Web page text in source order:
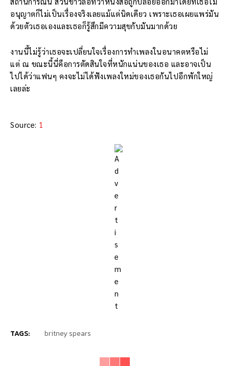
อนุญาตก็ไม่เป็นเรื่องจริงเลยแม้แต่นิดเดียว เพราะเธอเผยแพร่มัน
ด้วยตัวเธอเองและเธอก็รู้สึกมีความสุขกับมันมากด้วย
งานนี้ไม่รู้ว่าเธอจะเปลี่ยนใจเรื่องการทำเพลงในอนาคตหรือไม่
แต่ ณ ขณะนี้นี่คือการตัดสินใจที่หนักแน่นของเธอ และอาจเป็น
ไปได้ว่าแฟนๆ คงจะไม่ได้ฟังเพลงใหม่ของเธอกันไปอีกพักใหญ่
เลยล่ะ
Source: 1
TAGS: britney spears